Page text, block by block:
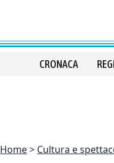
CRONACA
Home Cultura e